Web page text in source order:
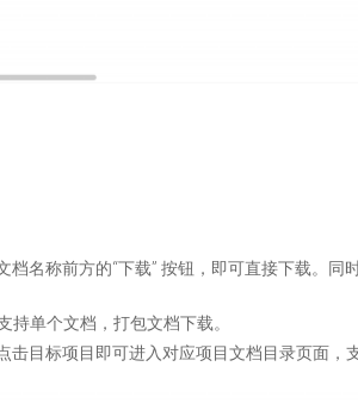
名称前方的“下载” 按钮，即可直接下载。
单个文档，打包文档下载。
目标项目即可进入对应项目文档目录页面，